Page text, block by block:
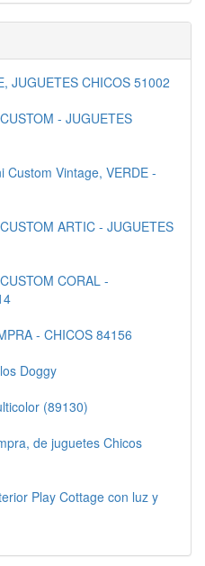
JUGUETES CHICOS 51002
- JUGUETES
Custom Vintage, VERDE -
ARTIC - JUGUETES
CORAL -
- CHICOS 84156
Doggy
(89130)
de juguetes Chicos
Play Cottage con luz y